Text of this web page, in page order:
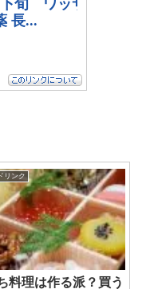
リンク
料理は作る派？買う